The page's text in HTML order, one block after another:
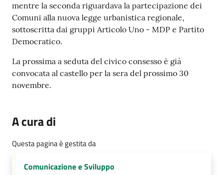
mentre la seconda riguardava la partecipazione dei
Comuni alla nuova legge urbanistica regionale,
sottoscritta dai gruppi Articolo Uno - MDP e Partito
Democratico.
La prossima a seduta del civico consesso è già
convocata al castello per la sera del prossimo 30
novembre.
A cura di
Questa pagina è gestita da
Comunicazione e Sviluppo